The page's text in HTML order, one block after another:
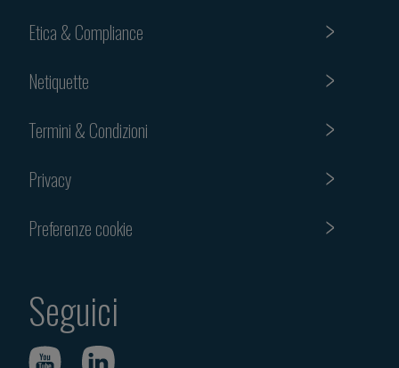
Etica & Compliance
Netiquette
Termini & Condizioni
Privacy
Preferenze cookie
Seguici